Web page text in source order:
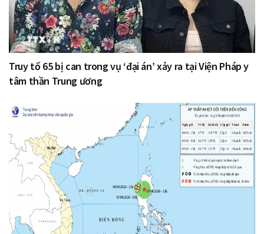
Truy tố 65 bị can trong vụ ‘đại án’ xảy ra tại Viện Pháp y
tâm thần Trung ương